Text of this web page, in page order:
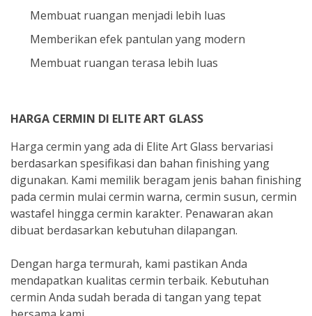
Membuat ruangan menjadi lebih luas
Memberikan efek pantulan yang modern
Membuat ruangan terasa lebih luas
HARGA CERMIN DI ELITE ART GLASS
Harga cermin yang ada di Elite Art Glass bervariasi
berdasarkan spesifikasi dan bahan finishing yang
digunakan. Kami memilik beragam jenis bahan finishing
pada cermin mulai cermin warna, cermin susun, cermin
wastafel hingga cermin karakter. Penawaran akan
dibuat berdasarkan kebutuhan dilapangan.
Dengan harga termurah, kami pastikan Anda
mendapatkan kualitas cermin terbaik. Kebutuhan
cermin Anda sudah berada di tangan yang tepat